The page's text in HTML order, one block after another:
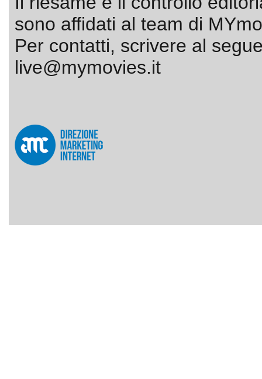
sono affidati al team di
Per contatti, scrivere al
live@mymovies.it